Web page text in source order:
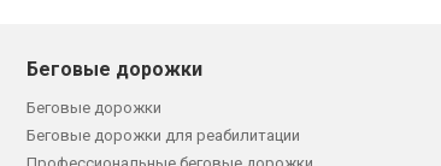
Беговые дорожки
Беговые дорожки
Беговые дорожки для реабилитации